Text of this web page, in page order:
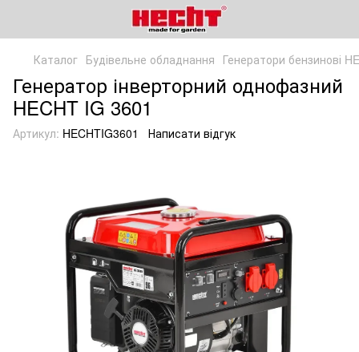
Каталог Будівельне обладнання Генератори бензинові
Генератор інверторний однофазний
HECHT IG 3601
Артикул: HECHTIG3601 Написати відгук